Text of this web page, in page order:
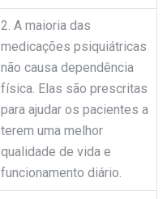
2. A maioria das
medicações psiquiátricas
não causa dependência
física. Elas são prescritas
para ajudar os pacientes a
terem uma melhor
qualidade de vida e
funcionamento diário.